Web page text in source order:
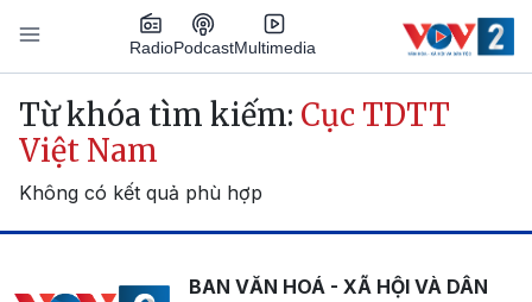
Nhảy đến nội dung
RadioPodcastMultimedia
Main navigation
Từ khóa tìm kiếm: Cục TDTT
Việt Nam
Không có kết quả phù hợp
BAN VĂN HOÁ - XÃ HỘI VÀ DÂN